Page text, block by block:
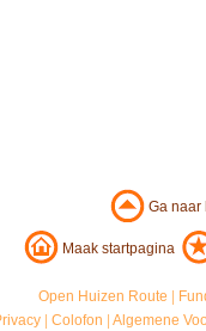
Ga
Maak startpagina
Open Huizen Route
|Colofon |Algemene